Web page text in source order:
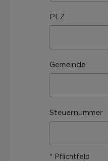
PLZ
Gemeinde
Steuernummer
* Pflichtfeld